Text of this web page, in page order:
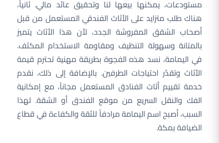
مستودعات، يمكنها بيعها لنا وتحقيق عائد مالي. ثانياً،
هناك طلب متزايد على الأثاث الفندقي المستعمل من قبل
أصحاب الشقق المفروشة الجدد، لأن هذا الأثاث يتميز
بالمتانة وسهولة التنظيف ومقاومة الاستخدام المكثف.
في اليمامة، نسد هذه الفجوة بطريقة مهنية تحترم قيمة
الأثاث وتقدّر احتياجات الطرفين. بالإضافة إلى ذلك، نقدم
خدمة تقييم أثاث الفنادق المستعمل مجاناً، مع إمكانية
الفك والنقل السريع من موقع الفندق أو الشقة. لهذا
السبب، أصبح اسم اليمامة مرادفاً للثقة والكفاءة في قطاع
الضيافة بمكة.